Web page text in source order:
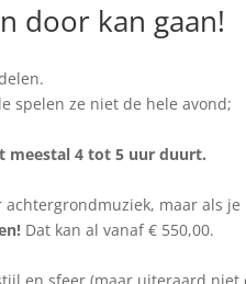
door kan gaan!
spelen ze niet de hele avond;
meestal 4 tot 5 uur duurt.
maar als je
Dat kan al vanaf € 550,00.